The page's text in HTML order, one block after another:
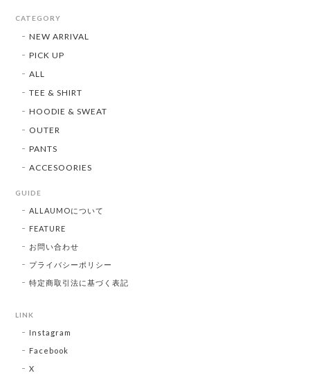
CATEGORY
NEW ARRIVAL
PICK UP
ALL
TEE & SHIRT
HOODIE & SWEAT
OUTER
PANTS
ACCESOORIES
GUIDE
ALLAUMOについて
FEATURE
お問い合わせ
プライバシーポリシー
特定商取引法に基づく表記
LINK
Instagram
Facebook
X